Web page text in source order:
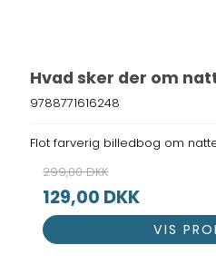
Hvad sker der om
9788771616248
Flot farverig billedbog om
299,00 DKK
129,00 DKK
VIS